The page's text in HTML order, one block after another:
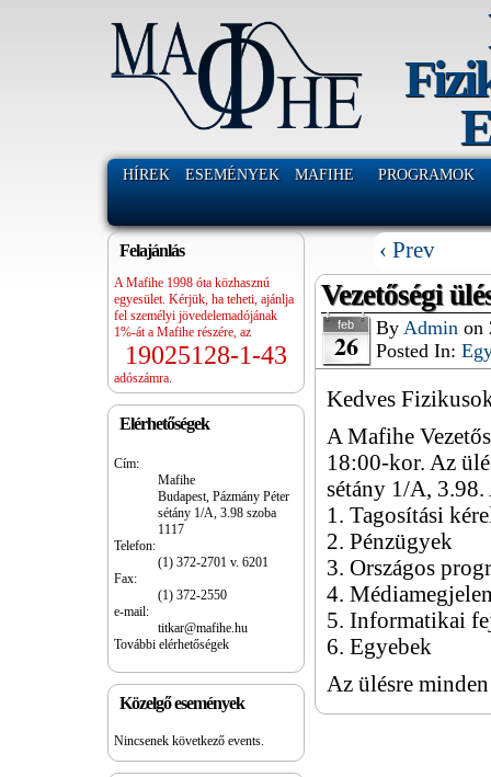
HÍREK ESEMÉNYEK MAFIHE PROGRAMOK
Felajánlás
A Mafihe 1998 óta közhasznú
egyesület. Kérjük, ha teheti, ajánlja
fel személyi jövedelemadójának
1%-át a Mafihe részére, az
19025128-1-43
adószámra.
Elérhetőségek
Cím:
Mafihe
Budapest, Pázmány Péter
sétány 1/A, 3.98 szoba
1117
Telefon:
(1) 372-2701 v. 6201
Fax:
(1) 372-2550
e-mail:
titkar@mafihe.hu
További elérhetőségek
Közelgő események
Nincsenek következő events.
‹ Prev
Vezetőségi
feb
26 ByAdmin on
Posted In:
Kedves
A Mafihe
18:00-kor. Az
sétány 1/A,
1. Tagosítási
2. Pénzügyek
3. Országos
4.
5. Informatikai
6. Egyebek
Az ülésre